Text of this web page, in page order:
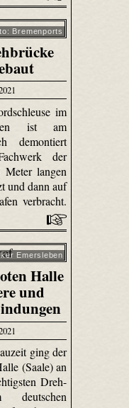
Bremenports
im
ist am
demontiert
der
langen
und dann auf
verbracht.
Emersleben
Halle
und
ging der
(Saale) an
Dreh-